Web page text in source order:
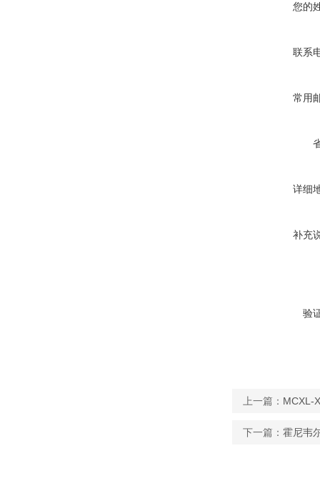
您的
联系
常用
详细
补充
验
上一篇： MCXL-
下一篇： 霍尼韦